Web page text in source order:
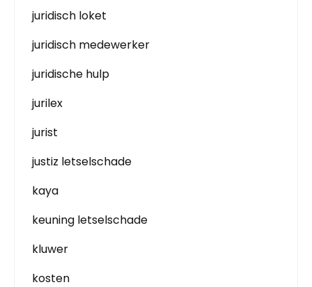
juridisch loket
juridisch medewerker
juridische hulp
jurilex
jurist
justiz letselschade
kaya
keuning letselschade
kluwer
kosten